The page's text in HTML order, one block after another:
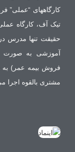
کارگاههای “عملی”
تیک آف، کارگاه
حقیقت تنها مدرس
آموزشی به صورت
فروش بیمه عمر)
مشتری بالقوه اجرا